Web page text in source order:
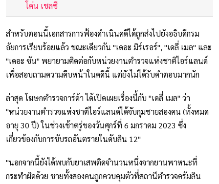
โค่น เชลซี
สำหรับตอนนี้เอกสารการฟ้องดำเนินคดีได้ถูกส่งไปยังอธิบดีกรม
อัยการเรียบร้อยแล้ว ขณะเดียวกัน "เดอะ มิร์เรอร์", "เดลี่ เมล" และ
"เดอะ ซัน" พยายามติดต่อกับหน่วยงานตำรวจแห่งชาติไอร์แลนด์
เพื่อสอบถามความคืบหน้าในคดีนี้ แต่ยังไม่ได้รับคำตอบมากนัก
ล่าสุด โฆษกตำรวจการ์ด้า ได้เปิดเผยเรื่องนี้กับ "เดลี่ เมล" ว่า
"หน่วยงานตำรวจแห่งชาติไอร์แลนด์ได้จับกุมชายสองคน (ทั้งหมด
อายุ 30 ปี) ในช่วงเช้าตรู่ของวันศุกร์ที่ 6 มกราคม 2023 ซึ่ง
เกี่ยวข้องกับการขับรถอันตรายในดับลิน 12"
"นอกจากนี้ยังได้พบกับยาเสพติดจำนวนหนึ่งจากยานพาหนะที่
กระทำผิดด้วย ชายทั้งสองคนถูกควบคุมตัวที่สถานีตำรวจครัมลิน